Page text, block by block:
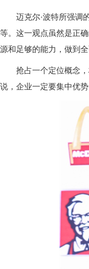
迈克尔·波特所强调
等。这一观点虽然是正
源和足够的能力，做到
抢占一个定位概念
说，企业一定要集中优